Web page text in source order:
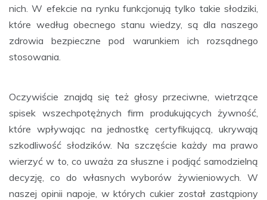
nich. W efekcie na rynku funkcjonują tylko takie słodziki,
które według obecnego stanu wiedzy, są dla naszego
zdrowia bezpieczne pod warunkiem ich rozsądnego
stosowania.
Oczywiście znajdą się też głosy przeciwne, wietrzące
spisek wszechpotężnych firm produkujących żywność,
które wpływając na jednostkę certyfikującą, ukrywają
szkodliwość słodzików. Na szczęście każdy ma prawo
wierzyć w to, co uważa za słuszne i podjąć samodzielną
decyzję, co do własnych wyborów żywieniowych. W
naszej opinii napoje, w których cukier został zastąpiony